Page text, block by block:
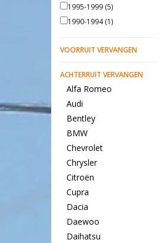
1995-1999 (5)
1990-1994(1)
VOORRUIT VERVANGEN
ACHTERRUIT VERVANGEN
Alfa Romeo
Audi
Bentley
BMW
Chevrolet
Chrysler
Citroën
Cupra
Dacia
Daewoo
Daihatsu